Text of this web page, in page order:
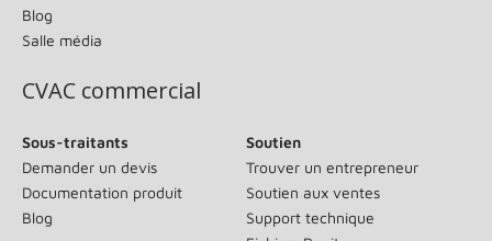
Blog
Salle média
CVAC commercial
Sous-traitants
Demander un devis
Documentation produit
Blog
Soutien
Trouver un entrepreneur
Soutien aux ventes
Support technique